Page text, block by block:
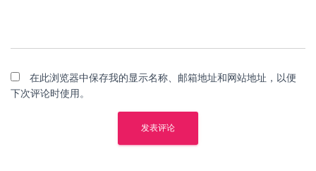
在此浏览器中保存我的显示名称、邮箱地址和网站地址，以便
下次评论时使用。